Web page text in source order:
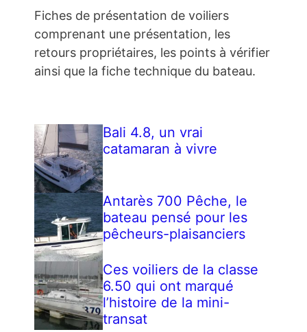
Fiches de présentation de voiliers
comprenant une présentation, les
retours propriétaires, les points à vérifier
ainsi que la fiche technique du bateau.
Bali 4.8, un vrai
catamaran à vivre
Antarès 700 Pêche, le
bateau pensé pour les
pêcheurs-plaisanciers
Ces voiliers de la classe
6.50 qui ont marqué
l’histoire de la mini-
transat